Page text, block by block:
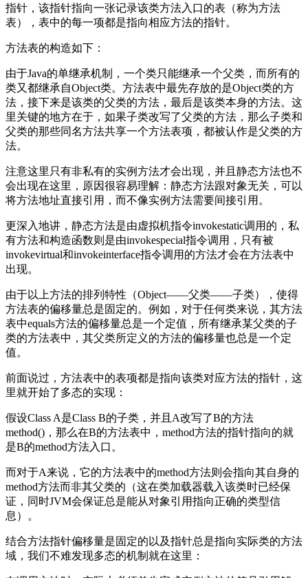
指针，该指针指向一张记录该类方法入口的表（称为方法
表），表中的每一项都是指向相应方法的指针。
方法表的构造如下：
由于Java的单继承机制，一个类只能继承一个父类，而所有的
类又都继承自Object类。方法表中最先存放的是Object类的方
法，接下来是该类的父类的方法，最后是该类本身的方法。这
里关键的地方在于，如果子类改写了父类的方法，那么子类和
父类的那些同名方法共享一个方法表项，都被认作是父类的方
法。
注意这里只有非私有的实例方法才会出现，并且静态方法也不
会出现在这里，原因很容易理解：静态方法跟对象无关，可以
将方法地址直接引用，而不像实例方法需要间接引用。
更深入地讲，静态方法是由虚拟机指令invokestatic调用的，私
有方法和构造函数则是由invokespecial指令调用，只有被
invokevirtual和invokeinterface指令调用的方法才会在方法表中
出现。
由于以上方法的排列特性（Object——父类——子类），使得
方法表的偏移量总是固定的。例如，对于任何类来说，其方法
表中equals方法的偏移量总是一个定值，所有继承某父类的子
类的方法表中，其父类所定义的方法的偏移量也总是一个定
值。
前面说过，方法表中的表项都是指向该类对应方法的指针，这
里就开始了多态的实现：
假设Class A是Class B的子类，并且A改写了B的方法
method()，那么在B的方法表中，method方法的指针指向的就
是B的method方法入口。
而对于A来说，它的方法表中的method方法则会指向其自身的
method方法而非其父类的（这在类加载器载入该类时已经保
证，同时JVM会保证总是能从对象引用指向正确的类型信
息）。
结合方法指针偏移量是固定的以及指针总是指向实际类的方法
域，我们不难发现多态的机制就在这里：